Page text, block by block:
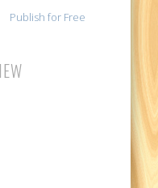
Publish for Free